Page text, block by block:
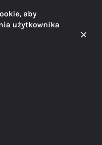
etapie zakupu
aby
użytkownika